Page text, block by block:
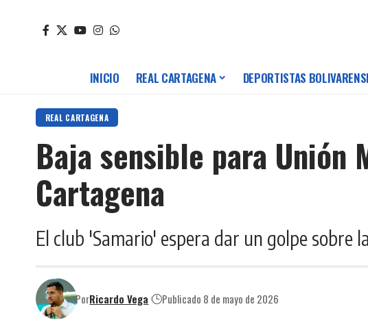
INICIO REAL CARTAGENA DEPORTISTAS
REAL CARTAGENA
Baja sensible para Unión
Cartagena
El club 'Samario' espera dar un golpe sobre
PorRicardo Vega Publicado 8 de mayo de 2026